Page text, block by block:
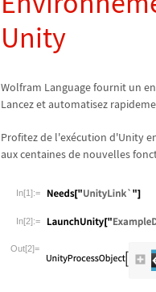
Unity
Wolfram Language fournit un
Lancez et automatisez
Profitez de l'exécution d'Unity
aux centaines de nouvelles
In[1]:=
In[2]:=
Out[2]=